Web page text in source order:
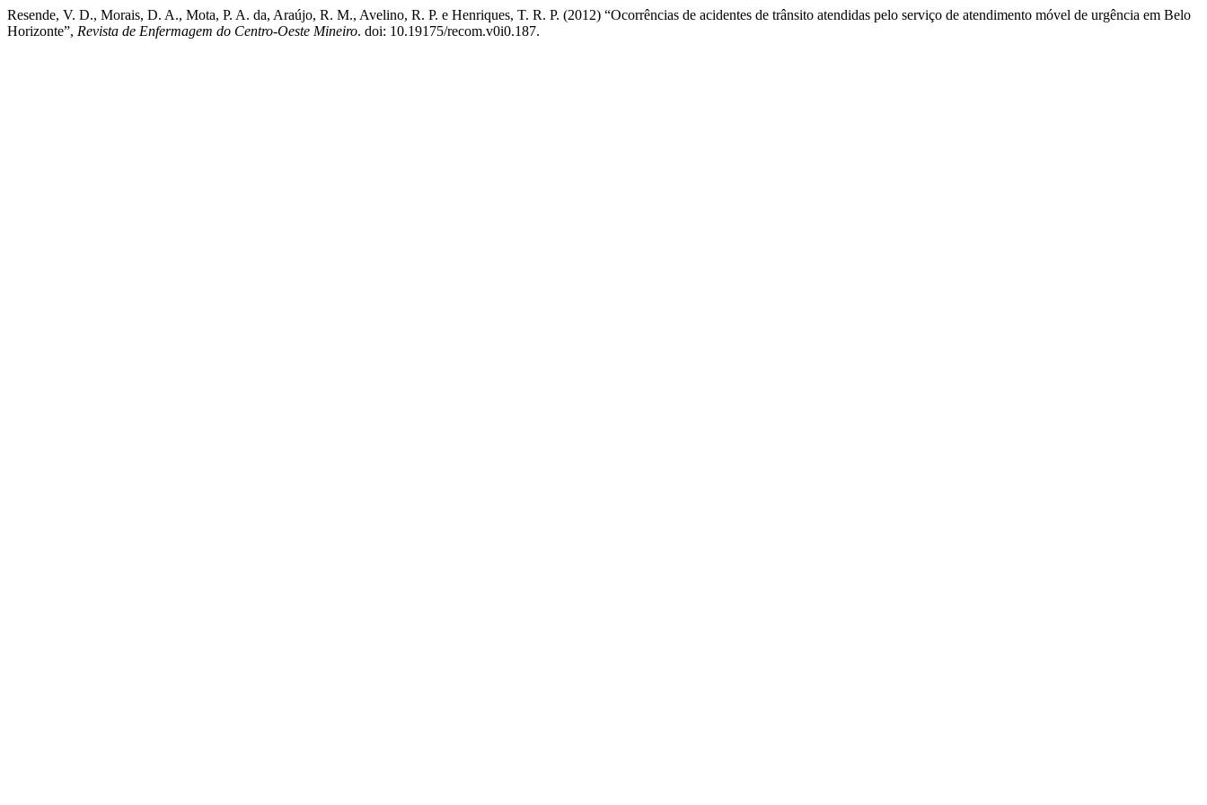
Resende, V. D., Morais, D. A., Mota, P. A. da, Araújo, R. M., Avelino, R. P. e Henriques, T. R. P. (2012) “Ocorrências de acidentes de trânsito atendidas pelo serviço de atendimento móvel de urgência em Belo
Horizonte”, Revista de Enfermagem do Centro-Oeste Mineiro. doi: 10.19175/recom.v0i0.187.